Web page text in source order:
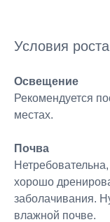
Условия роста
Освещение
Рекомендуется
местах.
Почва
хорошо
заболачивания.
влажной почве.